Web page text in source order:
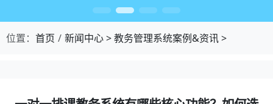
位置： 首页 新闻中心>教务管理系统案例&资讯>